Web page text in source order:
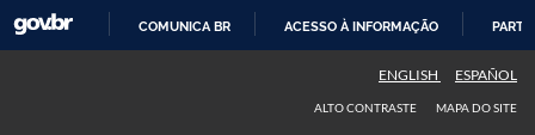
COMUNICA BR ACESSO À INFORMAÇÃO
ENGLISH ESPAÑOL
ALTO CONTRASTE MAPA DO SITE